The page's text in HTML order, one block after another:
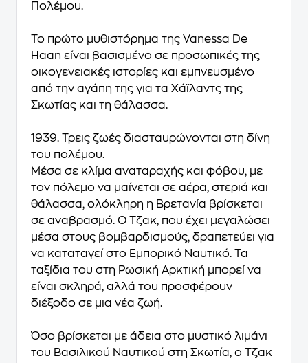
Πολέμου.
Το πρώτο μυθιστόρημα της Vanessa De
Haan είναι βασισμένο σε προσωπικές της
οικογενειακές ιστορίες και εμπνευσμένο
από την αγάπη της για τα Χάϊλαντς της
Σκωτίας και τη θάλασσα.
1939. Τρεις ζωές διασταυρώνονται στη δίνη
του πολέμου.
Μέσα σε κλίμα αναταραχής και φόβου, με
τον πόλεμο να μαίνεται σε αέρα, στεριά και
θάλασσα, ολόκληρη η Βρετανία βρίσκεται
σε αναβρασμό. Ο Τζακ, που έχει μεγαλώσει
μέσα στους βομβαρδισμούς, δραπετεύει για
να καταταγεί στο Εμπορικό Ναυτικό. Τα
ταξίδια του στη Ρωσική Αρκτική μπορεί να
είναι σκληρά, αλλά του προσφέρουν
διέξοδο σε μια νέα ζωή.
Όσο βρίσκεται με άδεια στο μυστικό λιμάνι
του Βασιλικού Ναυτικού στη Σκωτία, ο Τζακ